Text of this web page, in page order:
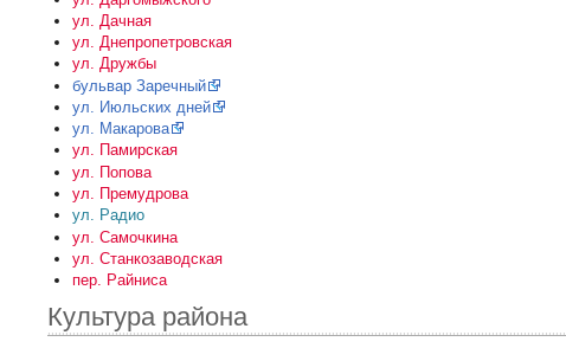
ул. Дачная
ул. Днепропетровская
ул. Дружбы
бульвар Заречный
ул. Июльских дней
ул. Макарова
ул. Памирская
ул. Попова
ул. Премудрова
ул. Радио
ул. Самочкина
ул. Станкозаводская
пер. Райниса
Культура района